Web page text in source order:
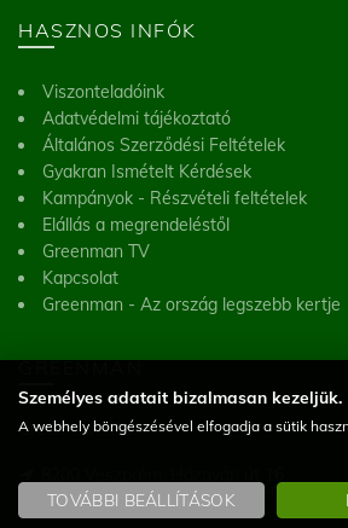
HASZNOS INFÓK
Viszonteladóink
Adatvédelmi tájékoztató
Általános Szerződési Feltételek
Gyakran Ismételt Kérdések
Kampányok - Részvételi feltételek
Elállás a megrendeléstől
Greenman TV
Kapcsolat
Greenman - Az ország legszebb kertje
GREENMAN
Greenman Kft.
(Figyelem! Telephelyünk nem üzlet, a helyszínen
Személyes adatait bizalmasan kezeljük.
A webhely böngészésével elfogadja a sütik
TOVÁBBI BEÁLLÍTÁSOK